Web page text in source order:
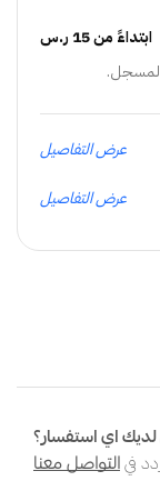
ابتداءً من 15 ر.س
عرض التفاصيل
عرض التفاصيل
اي استفسار؟
فيالتواصل معنا